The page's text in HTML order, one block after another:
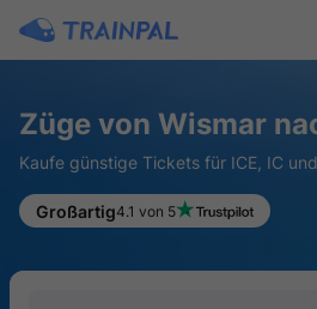
Züge von Wismar
Kaufe günstige Tickets für ICE, IC
Großartig4.1 von 5